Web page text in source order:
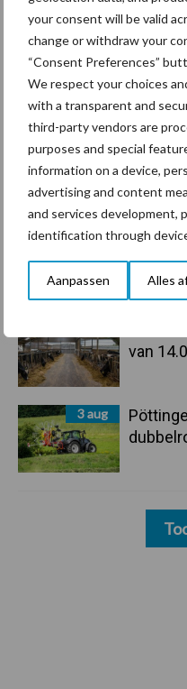
your consent will be valid
change or withdraw your
“Consent Preferences”
We respect your choices
with a transparent and
third-party vendors are
purposes and special
information on a device,
advertising and content
and services development,
identification through
Aanpassen Alles
Sidebar
Recent nieuws
6 aug
6 aug
Tien
langere
5 aug
“Vraag
groter
van
3 aug